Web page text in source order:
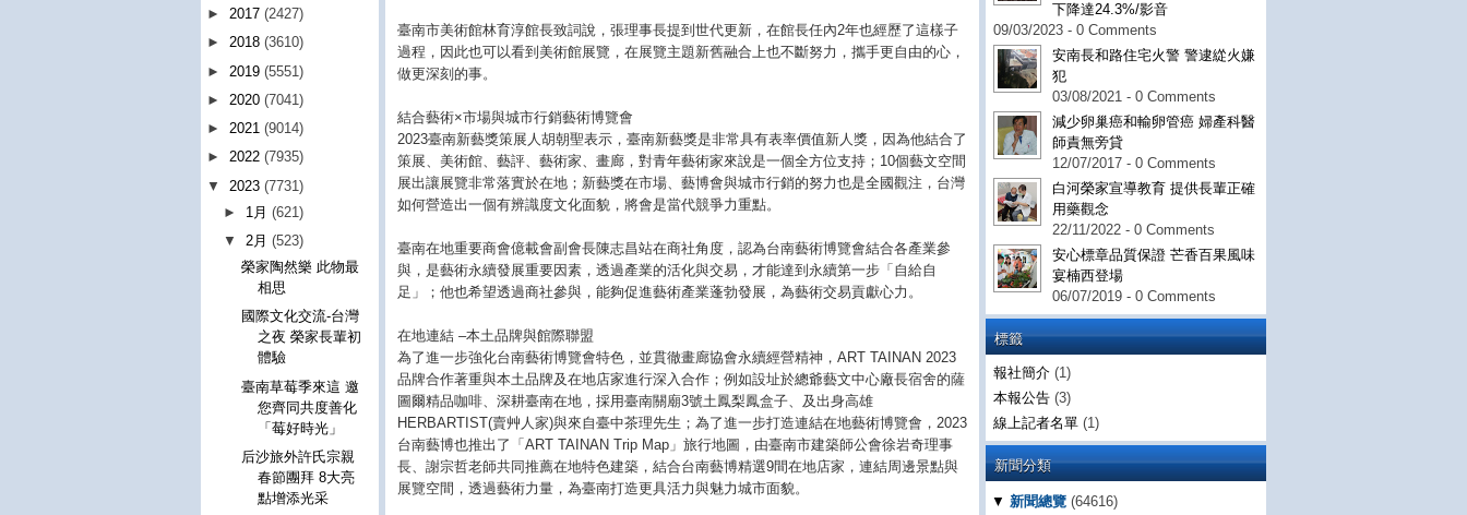
下降達24.3%/影音
09/03/2023 - 0 Comments
安南長和路住宅火警 警逮緃火嫌
犯
03/08/2021 - 0 Comments
減少卵巢癌和輸卵管癌 婦產科醫
師責無旁貸
12/07/2017 - 0 Comments
白河榮家宣導教育 提供長輩正確
用藥觀念
22/11/2022 - 0 Comments
安心標章品質保證 芒香百果風味
宴楠西登場
06/07/2019 - 0 Comments
標籤
報社簡介 (1)
本報公告 (3)
線上記者名單 (1)
新聞分類
▼ 新聞總覽 (64616)
臺南市美術館林育淳館長致詞說，張理事長提到世代更新，在館長任內2年也經歷了這樣子
過程，因此也可以看到美術館展覽，在展覽主題新舊融合上也不斷努力，攜手更自由的心，
做更深刻的事。
結合藝術×市場與城市行銷藝術博覽會
2023臺南新藝獎策展人胡朝聖表示，臺南新藝獎是非常具有表率價值新人獎，因為他結合了
策展、美術館、藝評、藝術家、畫廊，對青年藝術家來說是一個全方位支持；10個藝文空間
展出讓展覽非常落實於在地；新藝獎在市場、藝博會與城市行銷的努力也是全國觀注，台灣
如何營造出一個有辨識度文化面貌，將會是當代競爭力重點。
臺南在地重要商會億載會副會長陳志昌站在商社角度，認為台南藝術博覽會結合各產業參
與，是藝術永續發展重要因素，透過產業的活化與交易，才能達到永續第一步「自給自
足」；他也希望透過商社參與，能夠促進藝術產業蓬勃發展，為藝術交易貢獻心力。
在地連結 –本土品牌與館際聯盟
為了進一步強化台南藝術博覽會特色，並貫徹畫廊協會永續經營精神，ART TAINAN 2023
品牌合作著重與本土品牌及在地店家進行深入合作；例如設址於總爺藝文中心廠長宿舍的薩
圖爾精品咖啡、深耕臺南在地，採用臺南關廟3號土鳳梨鳳盒子、及出身高雄
HERBARTIST(賣艸人家)與來自臺中茶理先生；為了進一步打造連結在地藝術博覽會，2023
台南藝博也推出了「ART TAINAN Trip Map」旅行地圖，由臺南市建築師公會徐岩奇理事
長、謝宗哲老師共同推薦在地特色建築，結合台南藝博精選9間在地店家，連結周邊景點與
展覽空間，透過藝術力量，為臺南打造更具活力與魅力城市面貌。
► 2017 (2427)
► 2018 (3610)
► 2019 (5551)
► 2020 (7041)
► 2021 (9014)
► 2022 (7935)
▼ 2023 (7731)
► 1月(621)
▼ 2月(523)
榮家陶然樂 此物最
相思
國際文化交流-台灣
之夜 榮家長輩初
體驗
臺南草莓季來這 邀
您齊同共度善化
「莓好時光」
后沙旅外許氏宗親
春節團拜 8大亮
點增添光采